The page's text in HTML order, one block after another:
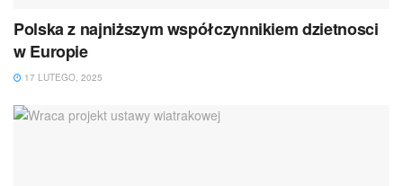
Polska z najniższym współczynnikiem dzietnosci
w Europie
17 LUTEGO, 2025